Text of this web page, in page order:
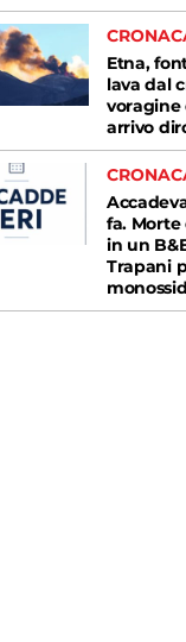
Etna,
lava dal
voragine
arrivo
fa. Morte
in un
Trapani